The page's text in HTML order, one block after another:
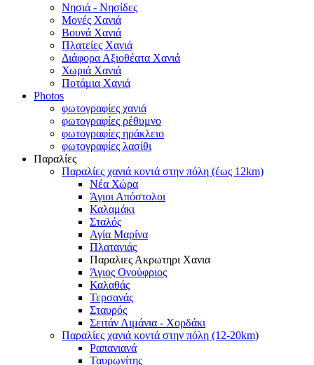
Νησιά - Νησίδες
Μονές Χανιά
Βουνά Χανιά
Πλατείες Χανιά
Διάφορα Αξιοθέατα Χανιά
Χωριά Χανιά
Ποτάμια Χανιά
Photos
φωτογραφίες χανιά
φωτογραφίες ρέθυμνο
φωτογραφίες ηράκλειο
φωτογραφίες λασίθι
Παραλίες
Παραλίες χανιά κοντά στην πόλη (έως 12km)
Νέα Χώρα
Άγιοι Απόστολοι
Καλαμάκι
Σταλός
Αγία Μαρίνα
Πλατανιάς
Παραλιες Ακρωτηρι Χανια
Άγιος Ονούφριος
Καλαθάς
Τερσανάς
Σταυρός
Σειτάν Λιμάνια - Χορδάκι
Παραλίες χανιά κοντά στην πόλη (12-20km)
Ραπανιανά
Ταυρωνίτης